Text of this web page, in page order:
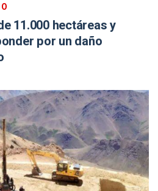
11.000 hectáreas y
por un daño